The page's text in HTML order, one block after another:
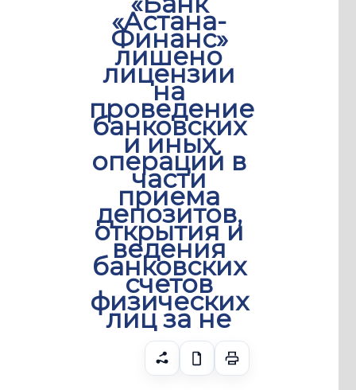
«Астана-
Финанс»
лишено
лицензии
на
проведение
банковских
и иных
операций в
части
приема
депозитов,
открытия и
ведения
банковских
счетов
физических
лиц за не